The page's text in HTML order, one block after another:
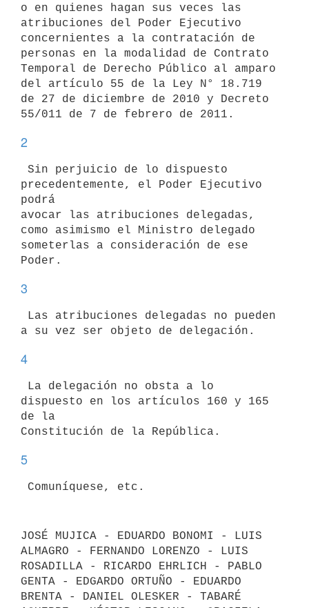
o en quienes hagan sus veces las
atribuciones del Poder Ejecutivo
concernientes a la contratación de
personas en la modalidad de Contrato
Temporal de Derecho Público al amparo
del artículo 55 de la Ley N° 18.719
de 27 de diciembre de 2010 y Decreto
2
precedentemente, el Poder Ejecutivo
podrá
avocar las atribuciones delegadas,
como asimismo el Ministro delegado
someterlas a consideración de ese
3
4
dispuesto en los artículos 160 y 165
de la
5
JOSÉ MUJICA - EDUARDO BONOMI - LUIS
ALMAGRO - FERNANDO LORENZO - LUIS
ROSADILLA - RICARDO EHRLICH - PABLO
GENTA - EDGARDO ORTUÑO - EDUARDO
BRENTA - DANIEL OLESKER - TABARÉ